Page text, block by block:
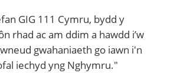
GIG 111 Cymru, bydd y
rhad ac am ddim a hawdd i’w
gwahaniaeth go iawn i'n
iechyd yng Nghymru."